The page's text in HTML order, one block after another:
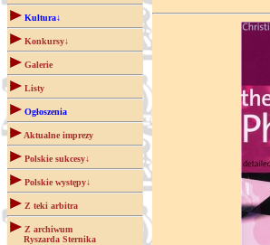
Kultura↓
Konkursy↓
Galerie
Listy
Ogłoszenia
Aktualne imprezy
Polskie sukcesy↓
Polskie występy↓
Z teki arbitra
Z archiwum
Ryszarda Sternika